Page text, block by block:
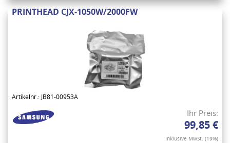
PRINTHEAD CJX-1050W/2000FW
Artikelnr.: JB81-00953A
Ihr Preis:
99,85 €
Inklusive MwSt. (19%)